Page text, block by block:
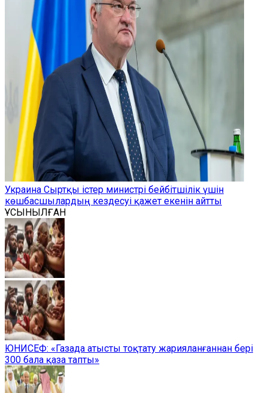
Украина Сыртқы істер министрі бейбітшілік үшін
көшбасшылардың кездесуі қажет екенін айтты
ҰСЫНЫЛҒАН
ЮНИСЕФ: «Газада атысты тоқтату жарияланғаннан бері
300 бала қаза тапты»